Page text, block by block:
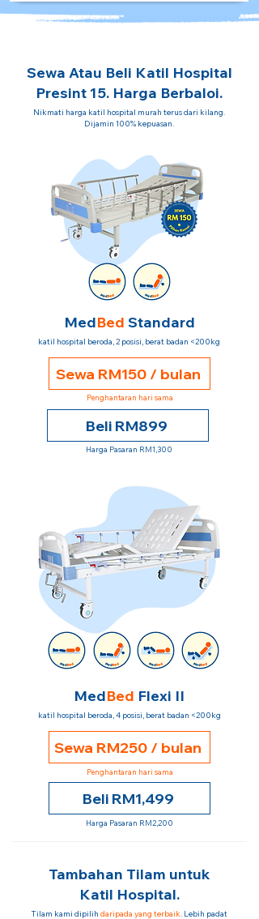
Sewa Atau Beli Katil Hospital
Presint 15. Harga Berbaloi.
Nikmati harga katil hospital murah terus dari kilang.
Dijamin 100% kepuasan.
MedBed Standard
katil hospital beroda, 2 posisi, berat badan <200kg
Sewa RM150 / bulan
Penghantaran hari sama
Beli RM899
Harga Pasaran RM1,300
MedBed Flexi II
katil hospital beroda, 4 posisi, berat badan <200kg
Sewa RM250 / bulan
Penghantaran hari sama
Beli RM1,499
Harga Pasaran RM2,200
Tambahan Tilam untuk
Katil Hospital.
Tilam kami dipilih daripada yang terbaik. Lebih padat